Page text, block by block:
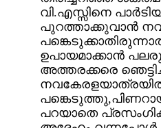
വി.എസ്സിനെ
പുറത്താക്കുവാന്‍
ഉപായമാക്കാന്‍
അത്തരക്കരെ
പറയാതെ